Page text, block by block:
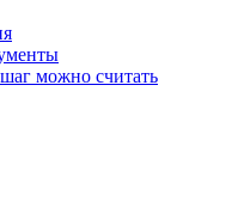
можно считать